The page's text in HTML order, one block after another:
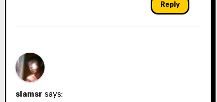
Reply
slamsr says: